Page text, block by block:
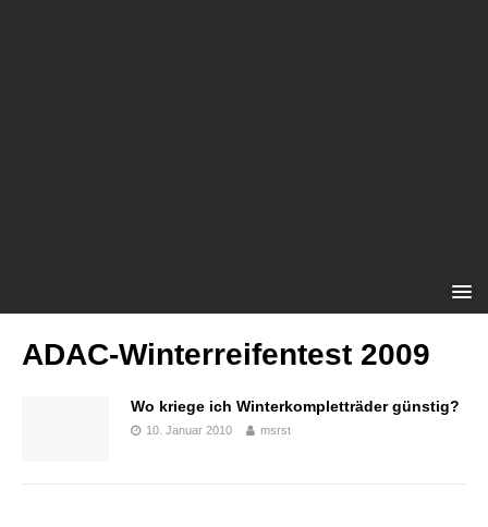
ADAC-Winterreifentest 2009
Wo kriege ich Winterkompletträder günstig?
10. Januar 2010 msrst